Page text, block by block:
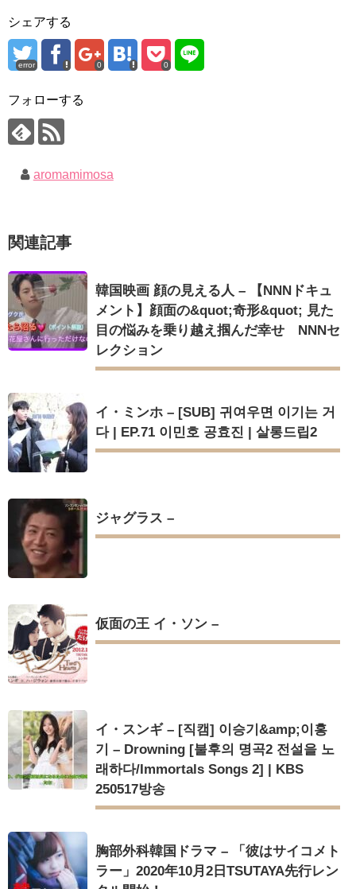
ソン・ヘギョ – ソンヘギョ キスまとめ
ハン・ヘジン 한혜진 – Still We (여전히 우리는)
한가인 –
「ライフ・ オン・ マーズ」2019年11月2日TSUTAYAにて先行
(ENG SUB) Behind The Scene Hyun Bin 현빈❤️ 손예진 Son Ye
Jin-Crash Landing On You/ヒョンビン❤️ソンイェジン / エンジョイ❕
キングを一部公開（DVD-SET2特典映像より）
Powered by livedoor 相互RSS
九尾狐外伝 メイキング03 ハン・イェスル
チョ・ヒョンジェ 조현재 九尾狐外伝 制作発表会
キム・テヒの弟イ・ワン♥イ・ボミ、今日（28日）結婚……
「まず熱く掃除せよ」女優キム・ユジョン、「健康がとても回
【裏芸能】キムユジョンの熱愛彼氏はあの大物俳優
いでしょ？” Big News TV
幻の王女チャミョンゴ エンディング
か」出演で話題 Big News TV
Powered by livedoor 相互RSS
シェアする
error 0 0
フォローする
aromamimosa
関連記事
韓国映画 顔の見える人 – 【NNNドキュ
メント】顔面の&quot;奇形&quot; 見た
目の悩みを乗り越え掴んだ幸せ NNNセ
レクション
イ・ミンホ – [SUB] 귀여우면 이기는 거
다 | EP.71 이민호 공효진 | 살롱드립2
ジャグラス –
仮面の王 イ・ソン –
イ・スンギ – [직캠] 이승기&amp;이홍
기 – Drowning [불후의 명곡2 전설을 노
래하다/Immortals Songs 2] | KBS
250517방송
胸部外科韓国ドラマ – 「彼はサイコメト
ラー」2020年10月2日TSUTAYA先行レン